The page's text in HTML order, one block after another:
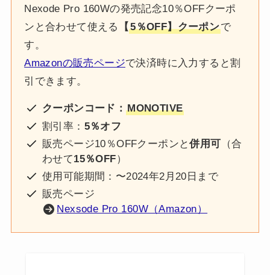
Nexode Pro 160Wの発売記念10％OFFクーポ
ンと合わせて使える
【5％OFF】クーポンで
す。
Amazonの販売ページで決済時に入力すると割
引できます。
クーポンコード：MONOTIVE
割引率： 5％オフ
販売ページ10％OFFクーポンと併用可 （合
わせて15％OFF）
使用可能期間：〜2024年2月20日まで
販売ページ
Nexsode Pro 160W（Amazon）